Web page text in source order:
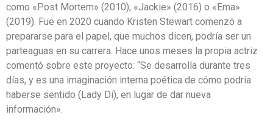
como «Post Mortem» (2010); «Jackie» (2016) o «Ema»
(2019). Fue en 2020 cuando Kristen Stewart comenzó a
prepararse para el papel, que muchos dicen, podría ser un
parteaguas en su carrera. Hace unos meses la propia actriz
comentó sobre este proyecto: “Se desarrolla durante tres
días, y es una imaginación interna poética de cómo podría
haberse sentido (Lady Di), en lugar de dar nueva
información».